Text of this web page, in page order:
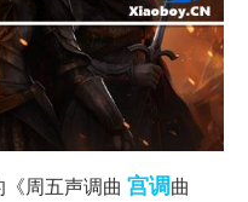
《周五声调曲 宫调曲